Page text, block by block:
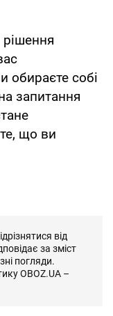
обираєте собі
запитання
що ви
від
за зміст
погляди.
OBOZ.UA –